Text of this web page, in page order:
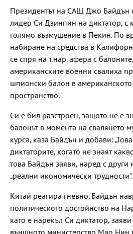
Президентът на САЩ Джо Байдън
лидер Си Дзинпин на диктатор, с
голямо възмущение в Пекин. По
набиране на средства в
се спря на т.нар. афера с
американските военни свалиха
шпионски балон в
пространство.
Си е бил разстроен, защото не е
балонът в момента на свалянето
курса, каза Байдън и добави:
диктаторите, когато не знаят
това Байдън заяви, наред с други
„реални икономически трудности".
Китай реагира гневно. Байдън
политическото достойнство на
като е нарекъл Си диктатор,
външното министерство Мао Нин